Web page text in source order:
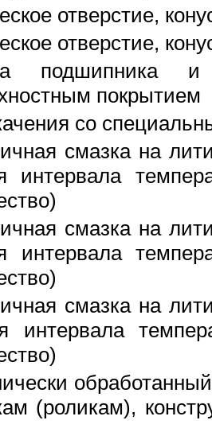
отверстие,
отверстие,
подшипника
покрытием
со
смазка на
интервала
смазка на
интервала
смазка на
интервала
(роликам),